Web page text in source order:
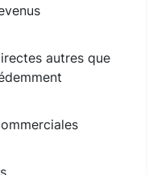
autres que